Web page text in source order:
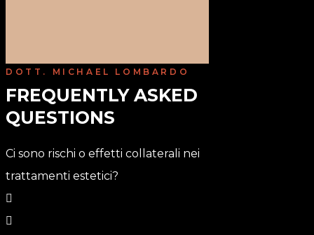
DOTT. MICHAEL LOMBARDO
FREQUENTLY ASKED
QUESTIONS
Ci sono rischi o effetti collaterali nei
trattamenti estetici?